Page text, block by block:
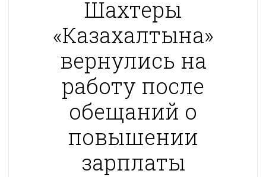
Шахтеры
«Казахалтына»
вернулись на
работу после
обещаний о
повышении
зарплаты